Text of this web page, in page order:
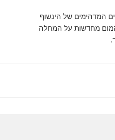
המדהימים של הינשוף
המום מחדשות על המחלה